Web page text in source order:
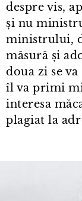
despre vis,
și nu
ministrului,
măsură și
doua zi se
îl va primi
interesa
plagiat la